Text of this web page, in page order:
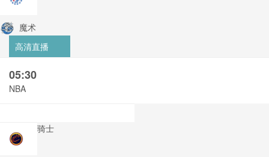
魔术
高清直播
05:30
NBA
骑士